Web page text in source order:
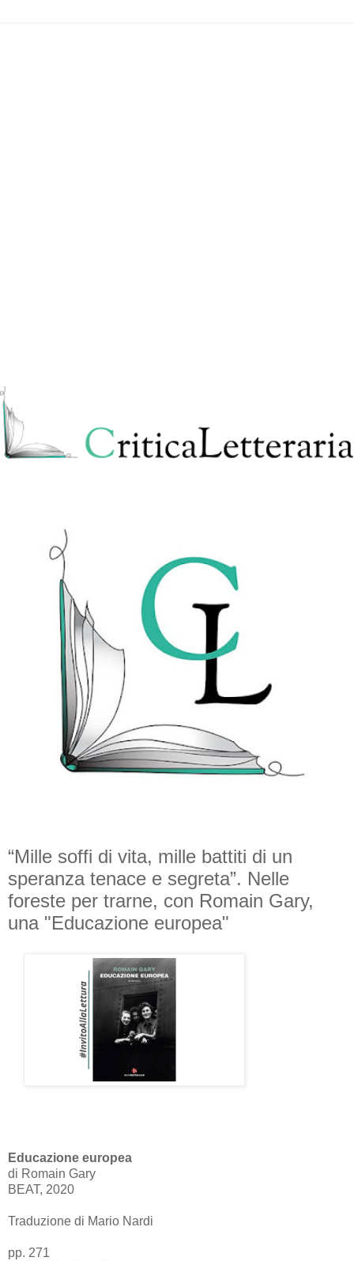
“Mille soffi di vita, mille battiti di un
speranza tenace e segreta”. Nelle
foreste per trarne, con Romain Gary,
una "Educazione europea"
Educazione europea
di Romain Gary
BEAT, 2020
Traduzione di Mario Nardi
pp. 271